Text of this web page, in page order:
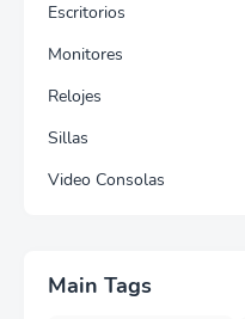
Escritorios
Monitores
Relojes
Sillas
Video Consolas
Main Tags